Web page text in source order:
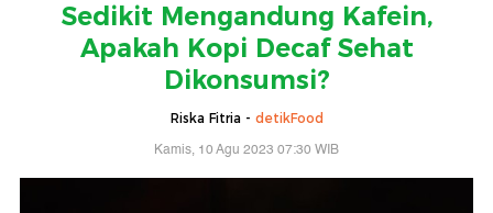
Sedikit Mengandung Kafein,
Apakah Kopi Decaf Sehat
Dikonsumsi?
Riska Fitria - detikFood
Kamis, 10 Agu 2023 07:30 WIB